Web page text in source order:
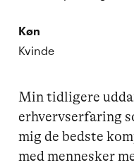
Køn
Kvinde
Min tidligere
erhvervserfaring
mig de bedste
med mennesker